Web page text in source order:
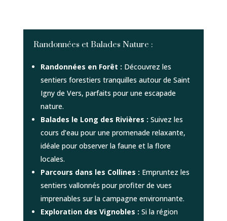
Randonnées et Balades Nature :
Randonnées en Forêt : Découvrez les
sentiers forestiers tranquilles autour de Saint
Igny de Vers, parfaits pour une escapade
nature.
Balades le Long des Rivières : Suivez les
cours d’eau pour une promenade relaxante,
idéale pour observer la faune et la flore
locales.
Parcours dans les Collines : Empruntez les
sentiers vallonnés pour profiter de vues
imprenables sur la campagne environnante.
Exploration des Vignobles : Si la région